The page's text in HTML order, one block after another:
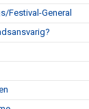
Festival-General